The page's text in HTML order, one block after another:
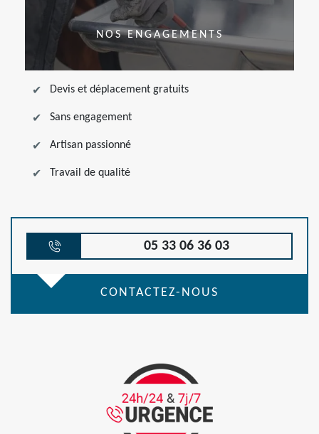
NOS ENGAGEMENTS
Devis et déplacement gratuits
Sans engagement
Artisan passionné
Travail de qualité
05 33 06 36 03
CONTACTEZ-NOUS